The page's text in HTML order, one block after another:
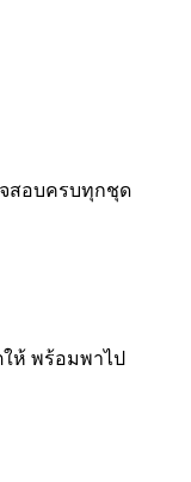
จสอบครบทุกชุด
ให้ พร้อมพาไป